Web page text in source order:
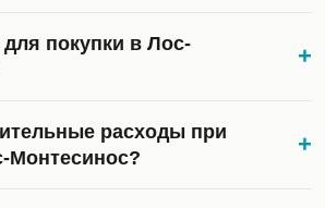
покупки в Лос-
+
расходы при
Монтесинос?
+